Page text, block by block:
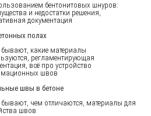
бентонитовых шнуров:
и недостатки решения,
документация
полах
бывают, какие материалы
регламентирующая
всё про устройство
швов
швы в бетоне
бывают, чем отличаются, материалы для
швов